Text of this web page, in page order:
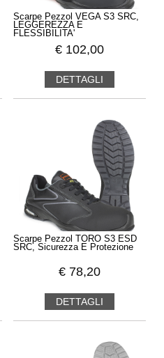
Scarpe Pezzol VEGA S3 SRC,
LEGGEREZZA E
FLESSIBILITA'
€ 102,00
DETTAGLI
Scarpe Pezzol TORO S3 ESD
SRC, Sicurezza E Protezione
€ 78,20
DETTAGLI